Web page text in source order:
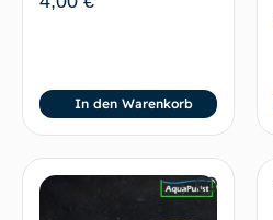
In den Warenkorb